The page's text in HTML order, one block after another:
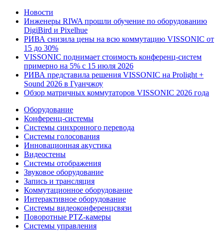
Новости
Инженеры RIWA прошли обучение по оборудованию
DigiBird и Pixelhue
РИВА снизила цены на всю коммутацию VISSONIC от
15 до 30%
VISSONIC поднимает стоимость конференц-систем
примерно на 5% с 15 июля 2026
РИВА представила решения VISSONIC на Prolight +
Sound 2026 в Гуанчжоу
Обзор матричных коммутаторов VISSONIC 2026 года
Оборудование
Конференц-системы
Системы синхронного перевода
Системы голосования
Инновационная акустика
Видеостены
Системы отображения
Звуковое оборудование
Запись и трансляция
Коммутационное оборудование
Интерактивное оборудование
Системы видеоконференцсвязи
Поворотные PTZ-камеры
Системы управления